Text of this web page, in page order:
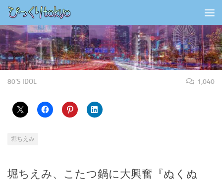
コンテンツの下
80'S IDOL 1,040
堀ちえみ
堀ちえみ、こたつ鍋に大興奮『ぬくぬ